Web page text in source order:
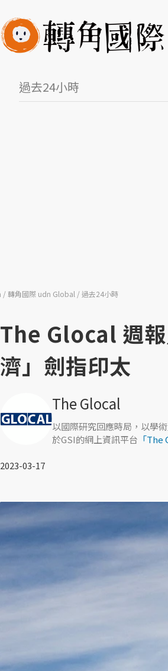
過去24小時
轉角國際 udn Global 過去24小時
The Glocal 週
濟」劍指印太
The Glocal
以國際研究回應時局，以學
於GSI的網上資訊平台 「The
2023-03-17